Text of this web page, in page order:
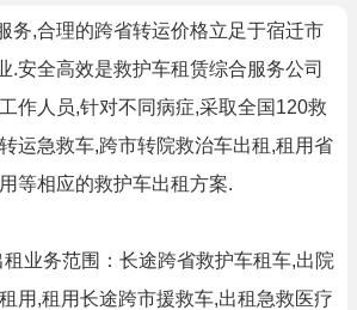
务,合理的跨省转运价格立足于宿迁市
.安全高效是救护车租赁综合服务公司
作人员,针对不同病症,采取全国120救
运急救车,跨市转院救治车出租,租用省
等相应的救护车出租方案.
业务范围：长途跨省救护车租车,出院
用,租用长途跨市援救车,出租急救医疗